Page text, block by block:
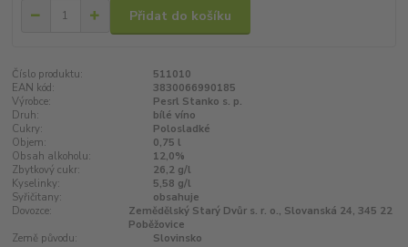
Přidat do košíku
Číslo produktu:
511010
EAN kód:
3830066990185
Výrobce:
Pesrl Stanko s. p.
Druh:
bílé víno
Cukry:
Polosladké
Objem:
0,75 l
Obsah alkoholu:
12,0%
Zbytkový cukr:
26,2 g/l
Kyselinky:
5,58 g/l
Syřičitany:
obsahuje
Dovozce:
Zemědělský Starý Dvůr s. r. o., Slovanská 24, 345 22
Poběžovice
Země původu:
Slovinsko